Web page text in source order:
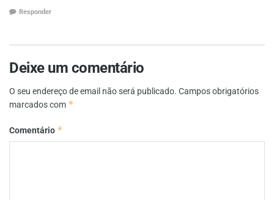
Responder
Deixe um comentário
O seu endereço de email não será publicado. Campos obrigatórios
marcados com *
Comentário *